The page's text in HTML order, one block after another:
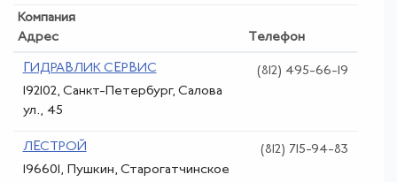
Компания
Адрес
Телефон
ГИДРАВЛИК СЕРВИС
192102, Санкт-Петербург, Салова
ул., 45
(812) 495-66-19
ЛЕСТРОЙ
196601, Пушкин, Старогатчинское
(812) 715-94-83